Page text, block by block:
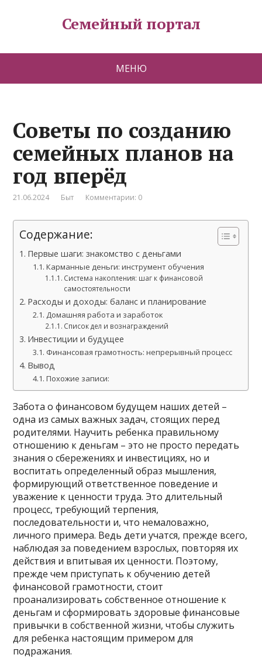
Семейный портал
МЕНЮ
Советы по созданию
семейных планов на
год вперёд
21.06.2024 Быт Комментарии: 0
Содержание:
Первые шаги: знакомство с деньгами
Карманные деньги: инструмент обучения
Система накопления: шаг к финансовой
самостоятельности
Расходы и доходы: баланс и планирование
Домашняя работа и заработок
Список дел и вознаграждений
Инвестиции и будущее
Финансовая грамотность: непрерывный процесс
Вывод
Похожие записи:
Забота о финансовом будущем наших детей –
одна из самых важных задач, стоящих перед
родителями. Научить ребенка правильному
отношению к деньгам – это не просто передать
знания о сбережениях и инвестициях, но и
воспитать определенный образ мышления,
формирующий ответственное поведение и
уважение к ценности труда. Это длительный
процесс, требующий терпения,
последовательности и, что немаловажно,
личного примера. Ведь дети учатся, прежде всего,
наблюдая за поведением взрослых, повторяя их
действия и впитывая их ценности. Поэтому,
прежде чем приступать к обучению детей
финансовой грамотности, стоит
проанализировать собственное отношение к
деньгам и сформировать здоровые финансовые
привычки в собственной жизни, чтобы служить
для ребенка настоящим примером для
подражания.